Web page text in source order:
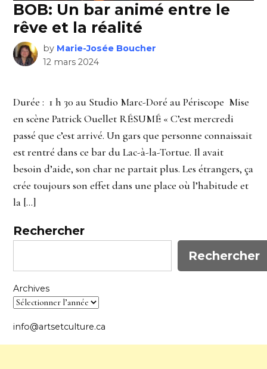
BOB: Un bar animé entre le
rêve et la réalité
by Marie-Josée Boucher
12 mars 2024
Durée : 1 h 30 au Studio Marc-Doré au Périscope Mise
en scène Patrick Ouellet RÉSUMÉ « C’est mercredi
passé que c’est arrivé. Un gars que personne connaissait
est rentré dans ce bar du Lac-à-la-Tortue. Il avait
besoin d’aide, son char ne partait plus. Les étrangers, ça
crée toujours son effet dans une place où l’habitude et
la […]
Rechercher
Rechercher
Archives
info@artsetculture.ca